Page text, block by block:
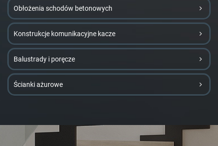
Obłożenia schodów betonowych
Konstrukcje komunikacyjne kacze
Balustrady i poręcze
Ścianki ażurowe